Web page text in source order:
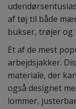
af tøj til både
bukser, trøjer og
Et af de mest
arbejdsjakker.
materiale, der
også designet
lommer,